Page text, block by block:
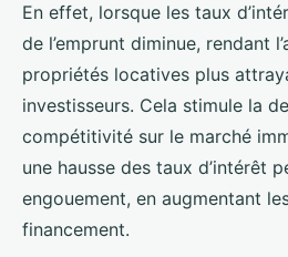
En effet, lorsque les taux
de l’emprunt diminue, rendant
propriétés locatives plus
investisseurs. Cela stimule la
compétitivité sur le marché
une hausse des taux d’intérêt
engouement, en augmentant
financement.